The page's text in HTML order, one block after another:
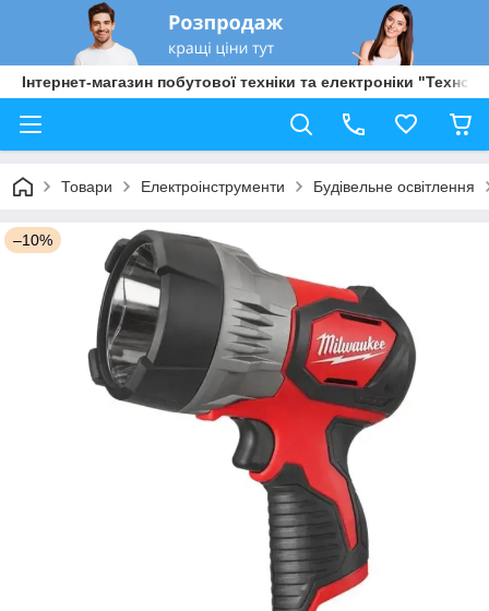
Інтернет-магазин побутової техніки та електроніки "Техно
Товари Електроінструменти Будівельне освітлення
–10%